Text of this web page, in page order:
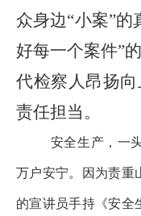
众身边“小案”的
好每一个案件”
代检察人昂扬
责任担当。
安全生产，一
万户安宁。因为责重
的宣讲员手持《安全